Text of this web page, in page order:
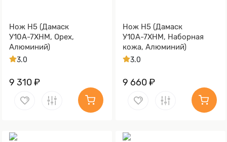
Нож Н5 (Дамаск
У10А-7ХНМ, Орех,
Алюминий)
3.0
9 310 ₽
Нож Н5 (Дамаск
У10А-7ХНМ, Наборная
кожа, Алюминий)
3.0
9 660 ₽